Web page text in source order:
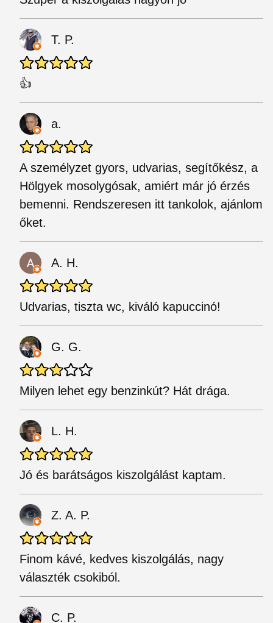
T. P.
👍
a.
A személyzet gyors, udvarias, segítőkész, a
Hölgyek mosolygósak, amiért már jó érzés
bemenni. Rendszeresen itt tankolok, ajánlom
őket.
A. H.
Udvarias, tiszta wc, kiváló kapuccinó!
G. G.
Milyen lehet egy benzinkút? Hát drága.
L. H.
Jó és barátságos kiszolgálást kaptam.
Z. A. P.
Finom kávé, kedves kiszolgálás, nagy
választék csokiból.
C. P.